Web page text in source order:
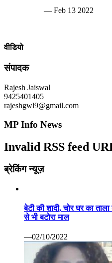
— Feb 13 2022
वीडियो
संपादक
Rajesh Jaiswal
9425401405
rajeshgwl9@gmail.com
MP Info News
Invalid RSS feed
ब्रेकिंग न्यूज़
बेटी की शादी, चोर घर का
से भी बटोरा माल
—02/10/2022